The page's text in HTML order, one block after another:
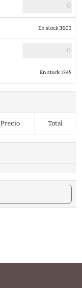
En stock 3603
En stock 1345
Precio Total